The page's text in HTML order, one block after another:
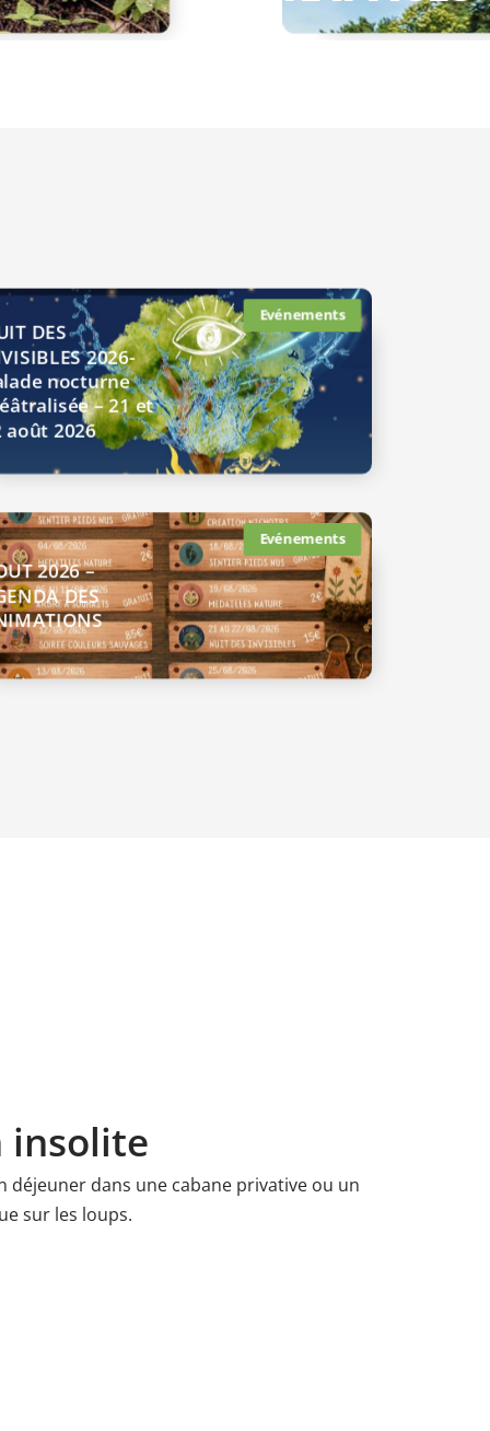
DES
2026-
nocturne
– 21 et
août 2026
Evénements
2026 –
DES
Evénements
insolite
déjeuner dans une cabane privative ou un
sur les loups.